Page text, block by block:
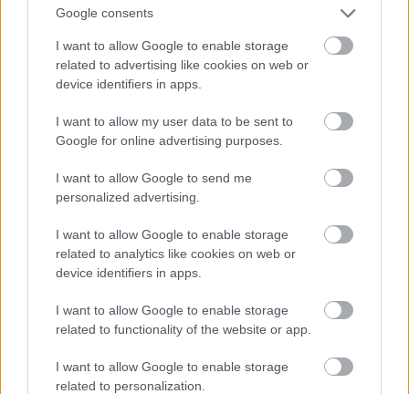
Google consents
I want to allow Google to enable storage
related to advertising like cookies on web or
device identifiers in apps.
I want to allow my user data to be sent to
Google for online advertising purposes.
I want to allow Google to send me
personalized advertising.
I want to allow Google to enable storage
related to analytics like cookies on web or
device identifiers in apps.
I want to allow Google to enable storage
related to functionality of the website or app.
I want to allow Google to enable storage
related to personalization.